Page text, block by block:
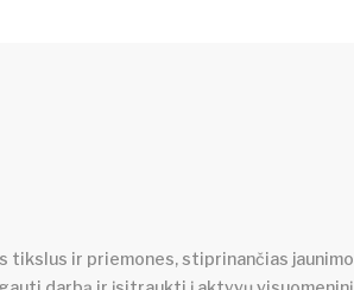
tikslus ir priemones, stiprinančias jaunimo